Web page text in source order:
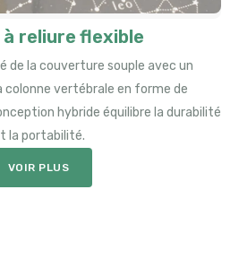
à reliure flexible
de la couverture souple avec un
vertébrale en forme de
hybride équilibre la durabilité
la portabilité.
VOIR PLUS